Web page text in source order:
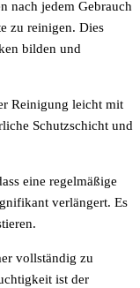
nach jedem Gebrauch
zu reinigen. Dies
bilden und
Reinigung leicht mit
Schutzschicht und
eine regelmäßige
verlängert. Es
vollständig zu
ist der